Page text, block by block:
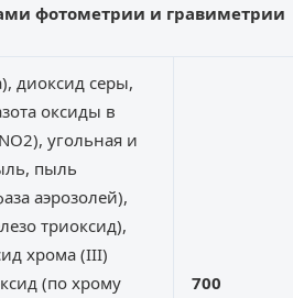
фотометрии и гравиметрии
диоксид серы,
оксиды в
угольная и
пыль
аэрозолей),
триоксид),
хрома (III)
(по хрому
700